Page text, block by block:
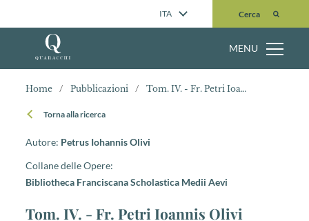
ITA Cerca
Cerca
MENU
Home / Pubblicazioni / Tom. IV. - Fr. Petri Ioannis Olivi Quaestiones in secundum librum sententiarum. Primum edidit B. Jansen, S.I. Volumen I. Quaestiones 1-48
Torna alla ricerca
Autore: Petrus Iohannis Olivi
Collane delle Opere:
Bibliotheca Franciscana Scholastica Medii Aevi
Tom. IV. - Fr. Petri Ioannis Olivi